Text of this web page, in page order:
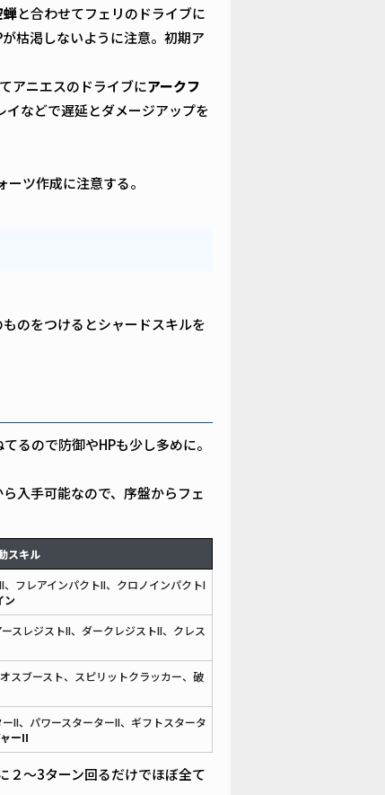
蝉と合わせてフェリのドライブに
枯渇しないように注意。初期ア
アニエスのドライブにアークフ
などで遅延とダメージアップを
ツ作成に注意する。
のをつけるとシャードスキルを
るので防御やHPも少し多めに。
入手可能なので、序盤からフェ
スキル
フレアインパクトII、クロノインパクトI
ン
スレジストII、ダークレジストII、クレス
スブースト、スピリットクラッカー、破
II、パワースターターII、ギフトスタータ
ーII
２～3ターン回るだけでほぼ全て